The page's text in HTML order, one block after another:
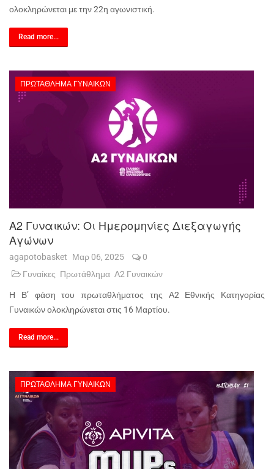
ολοκληρώνεται με την 22η αγωνιστική.
Read more...
ΠΡΩΤΆΘΛΗΜΑ ΓΥΝΑΙΚΏΝ
Α2 Γυναικών: Οι Ημερομηνίες Διεξαγωγής
Αγώνων
agapotobasket Μαρ 06, 2025
0
Γυναίκες Πρωτάθλημα Α2 Γυναικών
Η Β’ φάση του πρωταθλήματος της Α2 Εθνικής Κατηγορίας
Γυναικών ολοκληρώνεται στις 16 Μαρτίου.
Read more...
ΠΡΩΤΆΘΛΗΜΑ ΓΥΝΑΙΚΏΝ